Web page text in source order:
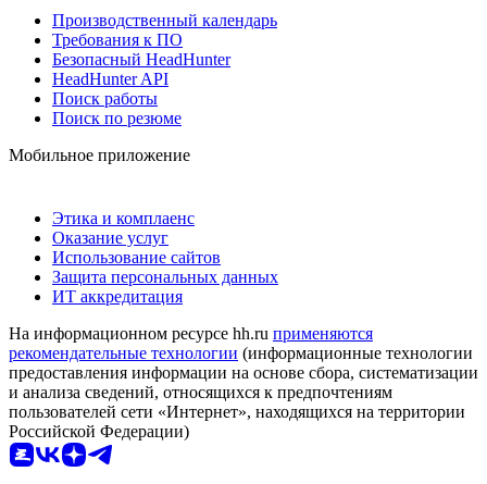
Производственный календарь
Требования к ПО
Безопасный HeadHunter
HeadHunter API
Поиск работы
Поиск по резюме
Мобильное приложение
Этика и комплаенс
Оказание услуг
Использование сайтов
Защита персональных данных
ИТ аккредитация
На информационном ресурсе hh.ru применяются
рекомендательные технологии (информационные технологии
предоставления информации на основе сбора, систематизации
и анализа сведений, относящихся к предпочтениям
пользователей сети «Интернет», находящихся на территории
Российской Федерации)